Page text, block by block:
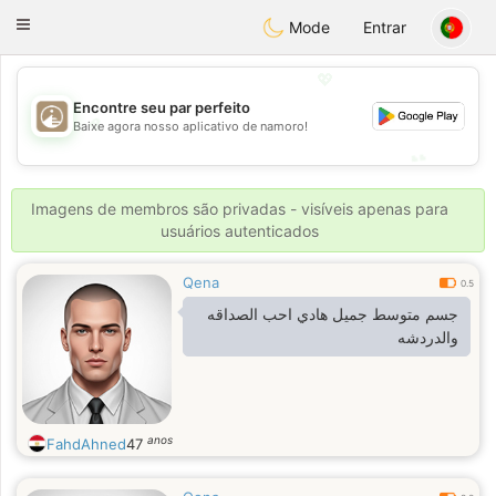
ahebik
Toggle
Mode Entrar
💖
💕
Encontre seu par perfeito
Baixe agora nosso aplicativo de namoro!
Imagens de membros são privadas - visíveis apenas para
usuários autenticados
Qena 0.5
جسم متوسط جميل هادي احب الصداقه
والدردشه
FahdAhned47 anos